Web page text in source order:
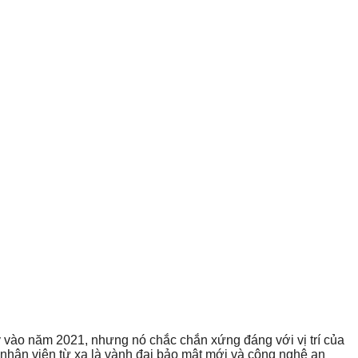
năm 2021, nhưng nó chắc chắn xứng đáng với vị trí của
viên từ xa là vành đai bảo mật mới và công nghệ an